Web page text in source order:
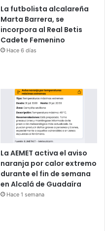
La futbolista alcalareña
Marta Barrera, se
incorpora al Real Betis
Cadete Femenino
Hace 6 días
La AEMET activa el aviso
naranja por calor extremo
durante el fin de semana
en Alcalá de Guadaíra
Hace 1 semana